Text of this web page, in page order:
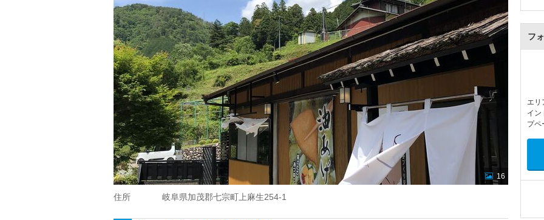
16
住所 岐阜県加茂郡七宗町上麻生254-1
フ
エリ
イン
プペ